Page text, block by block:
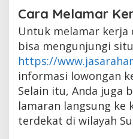
Cara Melamar
Untuk melamar kerja
bisa mengunjungi
https://
informasi lowongan
Selain itu, Anda juga
lamaran langsung ke
terdekat di wilayah